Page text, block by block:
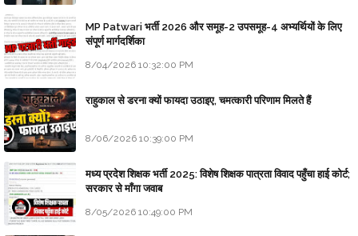
MP Patwari भर्ती 2026 और समूह-2 उपसमूह-4 अभ्यर्थियों के लिए
संपूर्ण मार्गदर्शिका
8/04/2026 10:32:00 PM
राहुकाल से डरना क्यों फायदा उठाइए, चमत्कारी परिणाम मिलते हैं
8/06/2026 10:39:00 PM
मध्य प्रदेश शिक्षक भर्ती 2025: विशेष शिक्षक पात्रता विवाद पहुँचा हाई कोर्ट;
सरकार से माँगा जवाब
8/05/2026 10:49:00 PM